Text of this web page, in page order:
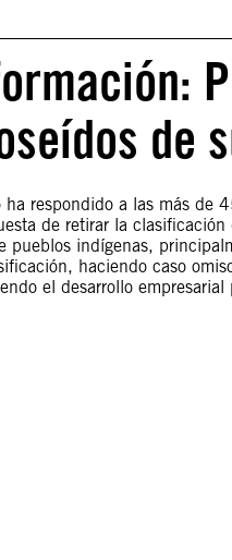
de
ha respondido a las más
de retirar la
pueblos indígenas,
haciendo caso
el desarrollo